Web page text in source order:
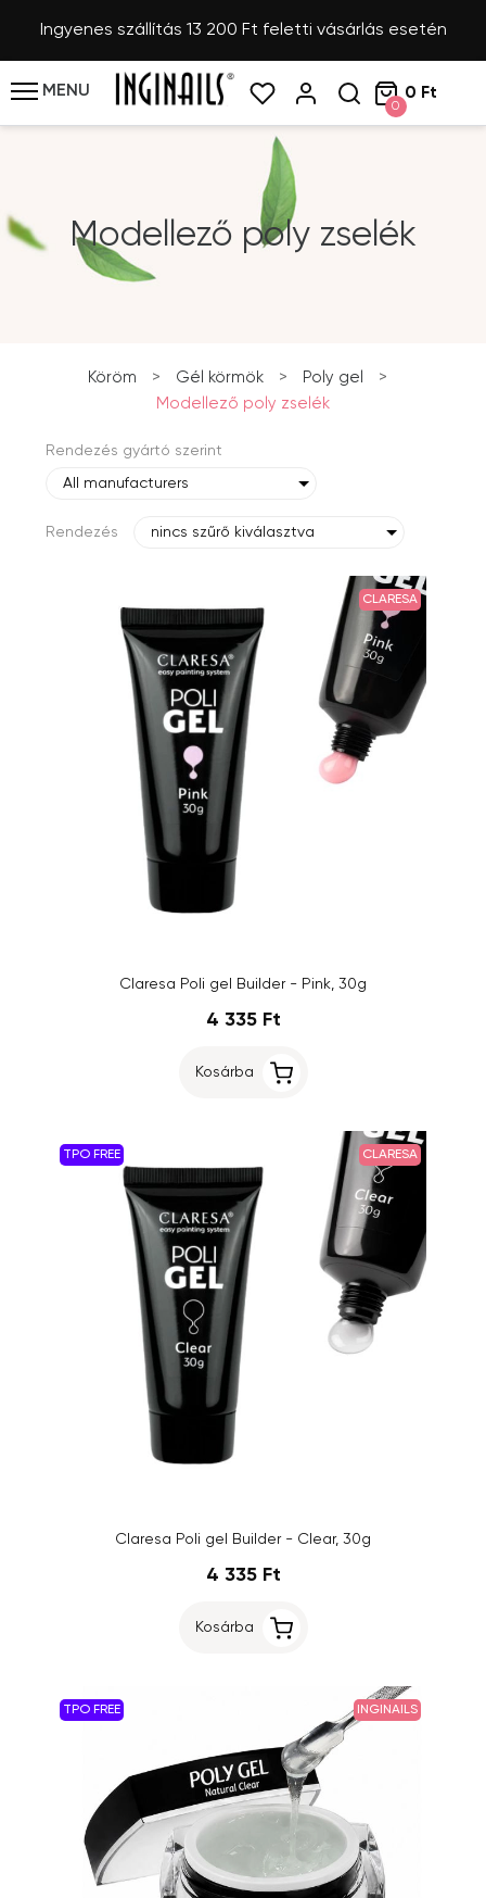
Ingyenes szállítás 13 200 Ft feletti vásárlás esetén
MENU
0
0 Ft
Modellező poly zselék
Köröm > Gél körmök > Poly gel
>
Modellező poly zselék
Rendezés gyártó szerint
All manufacturers
Rendezés nincs szűrő kiválasztva
CLARESA
Claresa Poli gel Builder - Pink, 30g
4 335 Ft
Kosárba
TPO FREE CLARESA
Claresa Poli gel Builder - Clear, 30g
4 335 Ft
Kosárba
TPO FREE INGINAILS